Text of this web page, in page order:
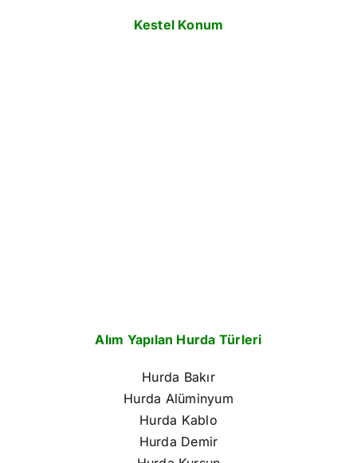
Kestel Konum
Alım Yapılan Hurda Türleri
Hurda Bakır
Hurda Alüminyum
Hurda Kablo
Hurda Demir